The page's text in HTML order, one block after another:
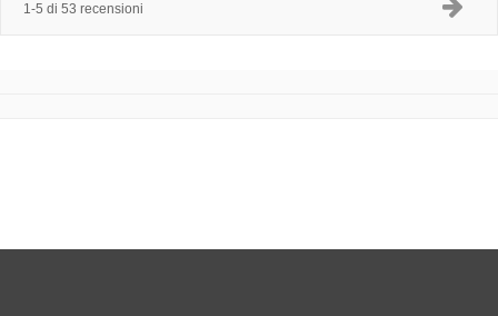
1-5 di 53 recensioni